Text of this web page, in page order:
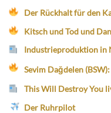
Der Rückhalt für den
Kitsch und Tod und
Industrieproduktion in
Sevim Dağdelen
This Will Destroy You
Der Ruhrpilot